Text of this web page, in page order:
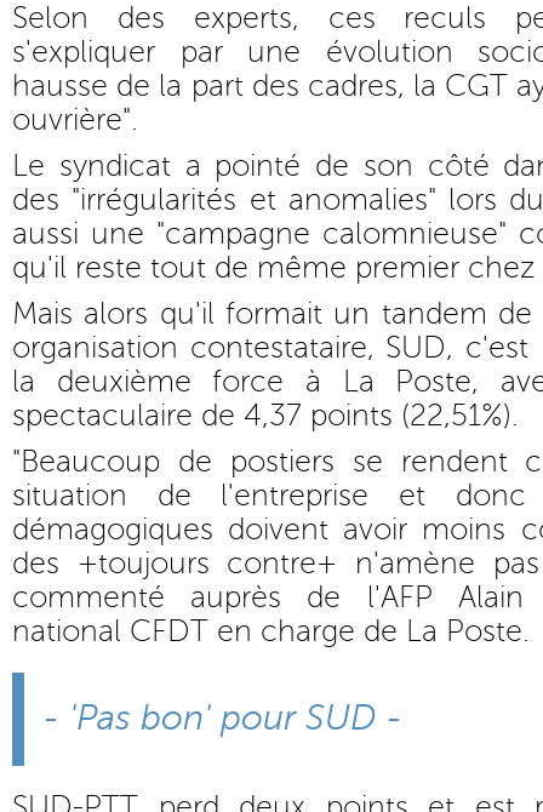
Selon des experts, ces reculs
s'expliquer par une évolution
hausse de la part des cadres, la CGT
ouvrière".
Le syndicat a pointé de son côté
des "irrégularités et anomalies" lors
aussi une "campagne calomnieuse"
qu'il reste tout de même premier chez
Mais alors qu'il formait un tandem
organisation contestataire, SUD,
la deuxième force à La Poste,
spectaculaire de 4,37 points (22,51%).
"Beaucoup de postiers se rendent
situation de l'entreprise et
démagogiques doivent avoir moins
des +toujours contre+ n'amène
commenté auprès de l'AFP Alain
national CFDT en charge de La Poste.
- 'Pas bon' pour SUD -